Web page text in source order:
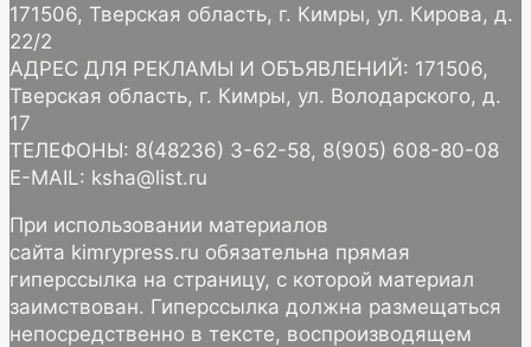
171506, Тверская область, г. Кимры, ул. Кирова, д.
22/2
АДРЕС ДЛЯ РЕКЛАМЫ И ОБЪЯВЛЕНИЙ: 171506,
Тверская область, г. Кимры, ул. Володарского, д.
17
ТЕЛЕФОНЫ: 8(48236) 3-62-58, 8(905) 608-80-08
E-MAIL: ksha@list.ru
При использовании материалов
сайта kimrypress.ru обязательна прямая
гиперссылка на страницу, с которой материал
заимствован. Гиперссылка должна размещаться
непосредственно в тексте, воспроизводящем